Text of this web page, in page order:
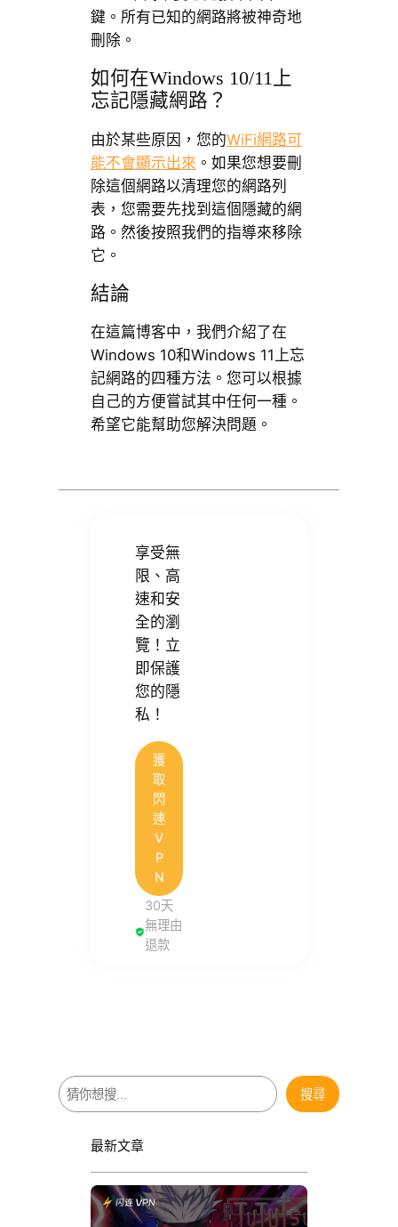
鍵。所有已知的網路將被神奇地
刪除。
如何在Windows 10/11上
忘記隱藏網路？
由於某些原因，您的WiFi網路可
能不會顯示出來 。如果您想要刪
除這個網路以清理您的網路列
表，您需要先找到這個隱藏的網
路。然後按照我們的指導來移除
它。
結論
在這篇博客中，我們介紹了在
Windows 10和Windows 11上忘
記網路的四種方法。您可以根據
自己的方便嘗試其中任何一種。
希望它能幫助您解決問題。
享受無
限、高
速和安
全的瀏
覽！立
即保護
您的隱
私！
獲
取
閃
連
V
P
N
30天
無理由
退款
搜
尋
搜尋
最新文章